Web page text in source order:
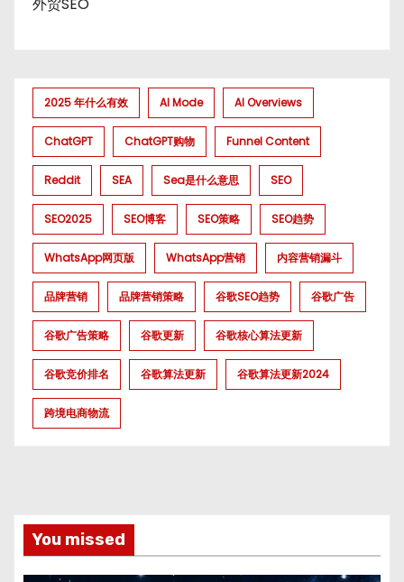
外贸SEO
2025 年什么有效 AI Mode AI Overviews
ChatGPT ChatGPT购物 Funnel Content
Reddit SEA Sea是什么意思 SEO
SEO2025 SEO博客 SEO策略 SEO趋势
WhatsApp网页版 WhatsApp营销 内容营销漏斗
品牌营销 品牌营销策略 谷歌SEO趋势 谷歌广告
谷歌广告策略 谷歌更新 谷歌核心算法更新
谷歌竞价排名 谷歌算法更新 谷歌算法更新2024
跨境电商物流
You missed